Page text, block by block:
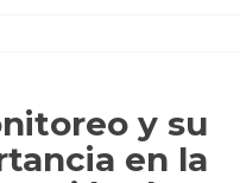
y su
en la